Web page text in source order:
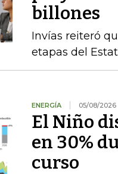
billones
Invías reiteró
etapas del
ENERGÍA 05/08/2026
El Niño
en 30%
curso